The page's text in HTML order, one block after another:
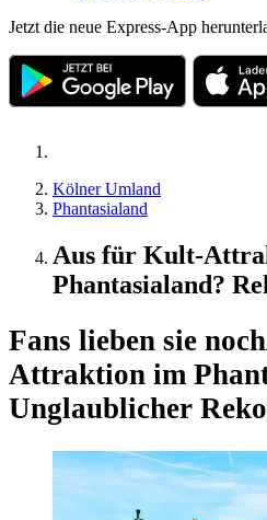
Jetzt die neue Express-App
Kölner Umland
Phantasialand
Aus für Kult-
Phantasialand?
Fans lieben sie noch
Attraktion im
Unglaublicher